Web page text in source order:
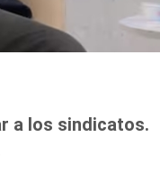
a los sindicatos.